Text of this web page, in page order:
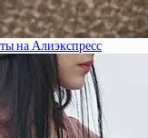
на Алиэкспресс